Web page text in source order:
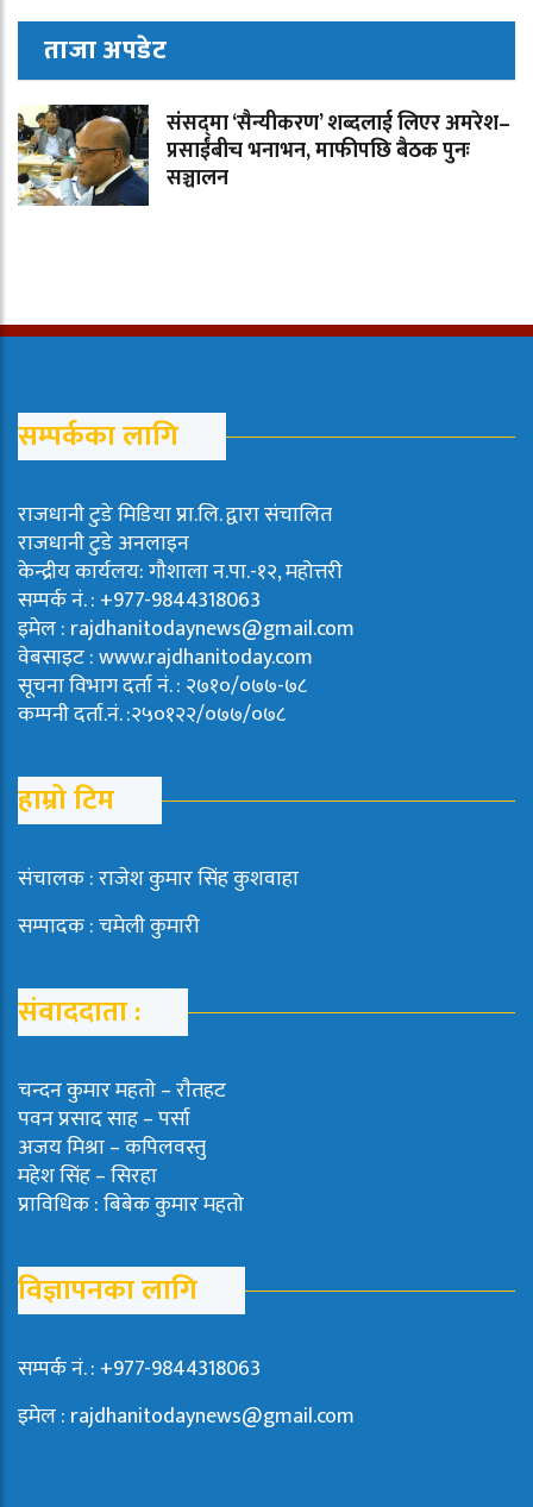
ताजा अपडेट
संसद्‌मा ‘सैन्यीकरण’ शब्दलाई लिएर अमरेश–
प्रसाईंबीच भनाभन, माफीपछि बैठक पुनः
सञ्चालन
सम्पर्कका लागि
राजधानी टुडे मिडिया प्रा.लि. द्वारा संचालित
राजधानी टुडे अनलाइन
केन्द्रीय कार्यलय: गौशाला न.पा.-१२, महोत्तरी
सम्पर्क नं. : +977-9844318063
इमेल : rajdhanitodaynews@gmail.com
वेबसाइट : www.rajdhanitoday.com
सूचना विभाग दर्ता नं. : २७१०/०७७-७८
कम्पनी दर्ता.नं. :२५०१२२/०७७/०७८
हाम्रो टिम
संचालक : राजेश कुमार सिंह कुशवाहा
सम्पादक : चमेली कुमारी
संवाददाता :
चन्दन कुमार महताे – राैतहट
पवन प्रसाद साह – पर्सा
अजय मिश्रा – कपिलवस्तु
महेश सिंह – सिरहा
प्राविधिक : बिबेक कुमार महतो
विज्ञापनका लागि
सम्पर्क नं. : +977-9844318063
इमेल : rajdhanitodaynews@gmail.com